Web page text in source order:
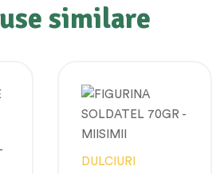
similare
DULCIURI